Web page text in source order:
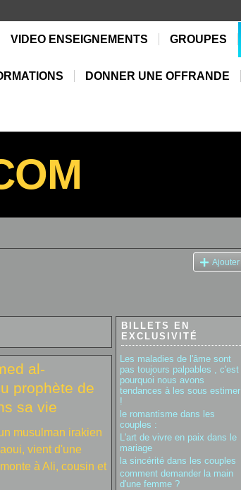
VIDEO ENSEIGNEMENTS GROUPES
DONNER UNE OFFRANDE
Ajouter
al-
prophète de
sa vie
musulman irakien
vient d'une
à Ali, cousin et
BILLETS EN
EXCLUSIVITÉ
Les maladies de l'âme sont
pas toujours palpables , c'est
pourquoi nous avons
tendances à les sous estimer
!
le romantisme dans les
couples :
L'art de vivre en paix dans le
mariage
la sincérité dans les couples
comment demander la main
d'une femme ?